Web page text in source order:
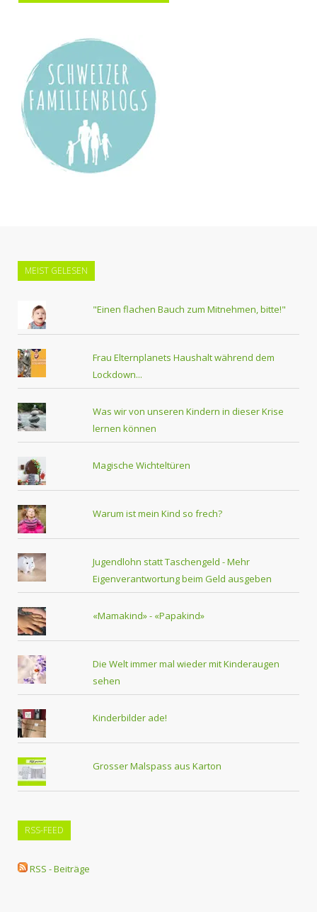
MEIST GELESEN
"Einen flachen Bauch zum Mitnehmen, bitte!"
Frau Elternplanets Haushalt während dem
Lockdown...
Was wir von unseren Kindern in dieser Krise
lernen können
Magische Wichteltüren
Warum ist mein Kind so frech?
Jugendlohn statt Taschengeld - Mehr
Eigenverantwortung beim Geld ausgeben
«Mamakind» - «Papakind»
Die Welt immer mal wieder mit Kinderaugen
sehen
Kinderbilder ade!
Grosser Malspass aus Karton
RSS-FEED
RSS - Beiträge